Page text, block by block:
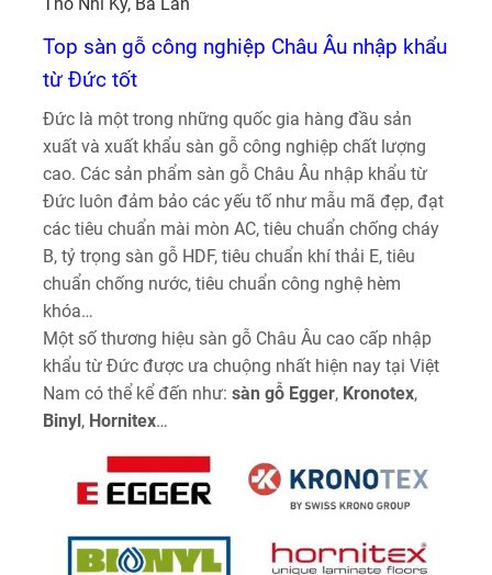
Top sàn gỗ công nghiệp Châu Âu nhập khẩu
từ Đức tốt
Đức là một trong những quốc gia hàng đầu sản
xuất và xuất khẩu sàn gỗ công nghiệp chất lượng
cao. Các sản phẩm sàn gỗ Châu Âu nhập khẩu từ
Đức luôn đảm bảo các yếu tố như mẫu mã đẹp, đạt
các tiêu chuẩn mài mòn AC, tiêu chuẩn chống cháy
B, tỷ trọng sàn gỗ HDF, tiêu chuẩn khí thải E, tiêu
chuẩn chống nước, tiêu chuẩn công nghệ hèm
khóa…
Một số thương hiệu sàn gỗ Châu Âu cao cấp nhập
khẩu từ Đức được ưa chuộng nhất hiện nay tại Việt
Nam có thể kể đến như: sàn gỗ Egger, Kronotex,
Binyl, Hornitex…